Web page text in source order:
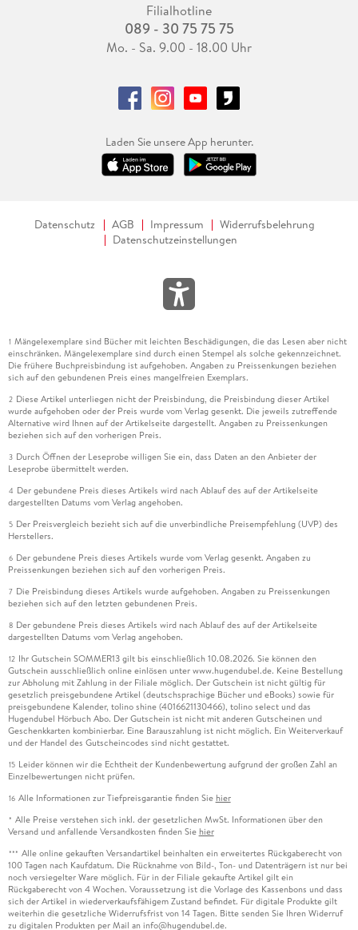
Filialhotline
089 - 30 75 75 75
Mo. - Sa. 9.00 - 18.00 Uhr
Laden Sie unsere App herunter.
Datenschutz AGB Impressum
Widerrufsbelehrung
Datenschutzeinstellungen
1 Mängelexemplare sind Bücher mit leichten Beschädigungen, die das Lesen aber nicht
einschränken. Mängelexemplare sind durch einen Stempel als solche gekennzeichnet.
Die frühere Buchpreisbindung ist aufgehoben. Angaben zu Preissenkungen beziehen
sich auf den gebundenen Preis eines mangelfreien Exemplars.
2 Diese Artikel unterliegen nicht der Preisbindung, die Preisbindung dieser Artikel
wurde aufgehoben oder der Preis wurde vom Verlag gesenkt. Die jeweils zutreffende
Alternative wird Ihnen auf der Artikelseite dargestellt. Angaben zu Preissenkungen
beziehen sich auf den vorherigen Preis.
3 Durch Öffnen der Leseprobe willigen Sie ein, dass Daten an den Anbieter der
Leseprobe übermittelt werden.
4 Der gebundene Preis dieses Artikels wird nach Ablauf des auf der Artikelseite
dargestellten Datums vom Verlag angehoben.
5 Der Preisvergleich bezieht sich auf die unverbindliche Preisempfehlung (UVP) des
Herstellers.
6 Der gebundene Preis dieses Artikels wurde vom Verlag gesenkt. Angaben zu
Preissenkungen beziehen sich auf den vorherigen Preis.
7 Die Preisbindung dieses Artikels wurde aufgehoben. Angaben zu Preissenkungen
beziehen sich auf den letzten gebundenen Preis.
8 Der gebundene Preis dieses Artikels wird nach Ablauf des auf der Artikelseite
dargestellten Datums vom Verlag angehoben.
12 Ihr Gutschein SOMMER13 gilt bis einschließlich 10.08.2026. Sie können den
Gutschein ausschließlich online einlösen unter www.hugendubel.de. Keine Bestellung
zur Abholung mit Zahlung in der Filiale möglich. Der Gutschein ist nicht gültig für
gesetzlich preisgebundene Artikel (deutschsprachige Bücher und eBooks) sowie für
preisgebundene Kalender, tolino shine (4016621130466), tolino select und das
Hugendubel Hörbuch Abo. Der Gutschein ist nicht mit anderen Gutscheinen und
Geschenkkarten kombinierbar. Eine Barauszahlung ist nicht möglich. Ein Weiterverkauf
und der Handel des Gutscheincodes sind nicht gestattet.
15 Leider können wir die Echtheit der Kundenbewertung aufgrund der großen Zahl an
Einzelbewertungen nicht prüfen.
16 Alle Informationen zur Tiefpreisgarantie finden Sie hier
* Alle Preise verstehen sich inkl. der gesetzlichen MwSt. Informationen über den
Versand und anfallende Versandkosten finden Sie hier
*** Alle online gekauften Versandartikel beinhalten ein erweitertes Rückgaberecht von
100 Tagen nach Kaufdatum. Die Rücknahme von Bild-, Ton- und Datenträgern ist nur bei
noch versiegelter Ware möglich. Für in der Filiale gekaufte Artikel gilt ein
Rückgaberecht von 4 Wochen. Voraussetzung ist die Vorlage des Kassenbons und dass
sich der Artikel in wiederverkaufsfähigem Zustand befindet. Für digitale Produkte gilt
weiterhin die gesetzliche Widerrufsfrist von 14 Tagen. Bitte senden Sie Ihren Widerruf
zu digitalen Produkten per Mail an info@hugendubel.de.